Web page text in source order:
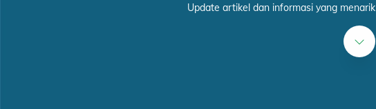
Update artikel dan informasi yang menarik